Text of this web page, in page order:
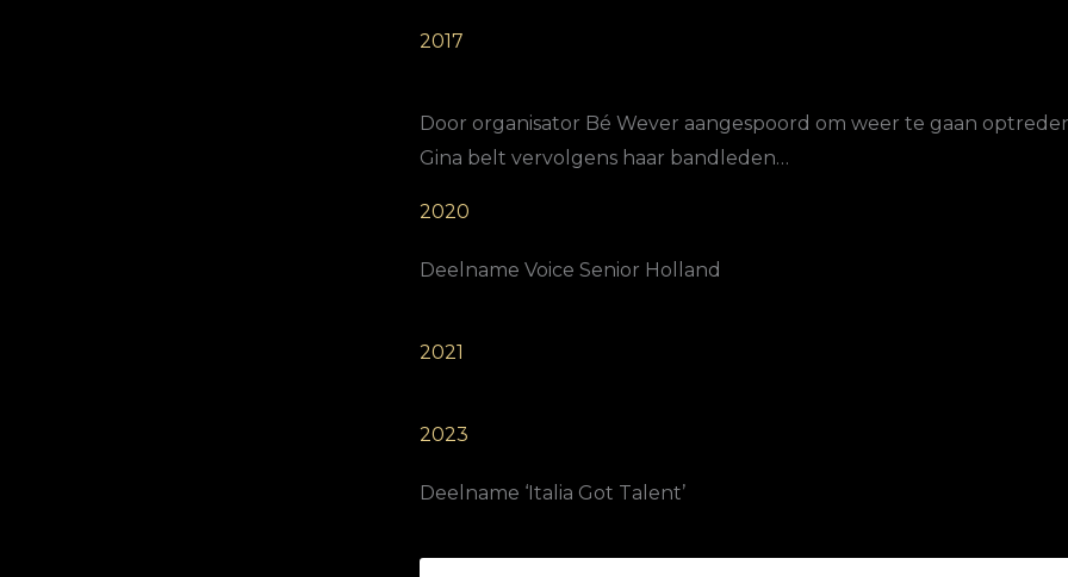
2017
Door organisator Bé Wever aangespoord om weer te gaan
Gina belt vervolgens haar bandleden…
2020
Deelname Voice Senior Holland
2021
2023
Deelname ‘Italia Got Talent’